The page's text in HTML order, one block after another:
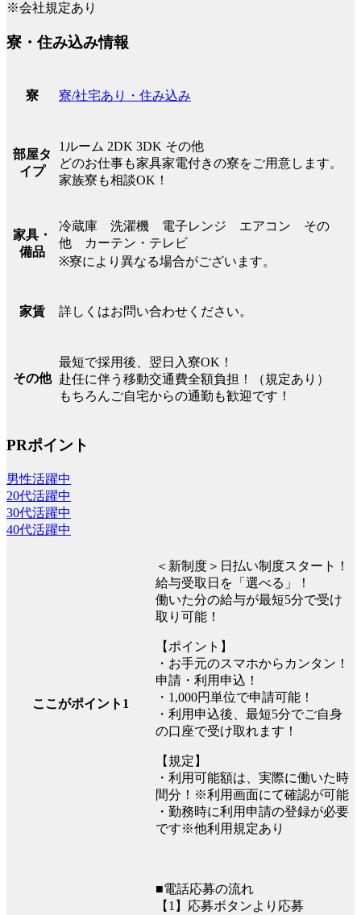
※会社規定あり
寮・住み込み情報
寮 寮/社宅あり・住み込み
部屋タ
イプ
1ルーム 2DK 3DK その他
どのお仕事も家具家電付きの寮をご用意します。
家族寮も相談OK！
家具・
備品
冷蔵庫 洗濯機 電子レンジ エアコン その
他 カーテン・テレビ
※寮により異なる場合がございます。
家賃 詳しくはお問い合わせください。
その他
最短で採用後、翌日入寮OK！
赴任に伴う移動交通費全額負担！（規定あり）
もちろんご自宅からの通勤も歓迎です！
PRポイント
男性活躍中
20代活躍中
30代活躍中
40代活躍中
ここがポイント1
＜新制度＞日払い制度スタート！
給与受取日を「選べる」！
働いた分の給与が最短5分で受け
取り可能！
【ポイント】
・お手元のスマホからカンタン！
申請・利用申込！
・1,000円単位で申請可能！
・利用申込後、最短5分でご自身
の口座で受け取れます！
【規定】
・利用可能額は、実際に働いた時
間分！※利用画面にて確認が可能
・勤務時に利用申請の登録が必要
です※他利用規定あり
■電話応募の流れ
【1】応募ボタンより応募